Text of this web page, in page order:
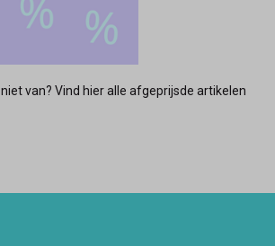
van? Vind hier alle afgeprijsde artikelen